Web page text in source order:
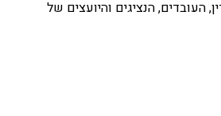
העובדים, הנציגים והיועצים של